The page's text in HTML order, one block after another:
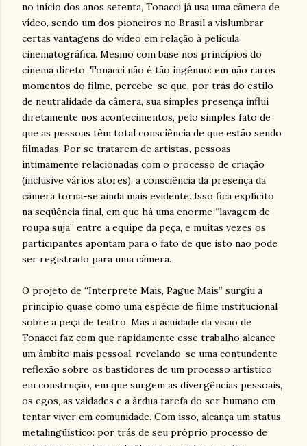
no início dos anos setenta, Tonacci já usa uma câmera de
vídeo, sendo um dos pioneiros no Brasil a vislumbrar
certas vantagens do vídeo em relação à película
cinematográfica. Mesmo com base nos princípios do
cinema direto, Tonacci não é tão ingênuo: em não raros
momentos do filme, percebe-se que, por trás do estilo
de neutralidade da câmera, sua simples presença influi
diretamente nos acontecimentos, pelo simples fato de
que as pessoas têm total consciência de que estão sendo
filmadas. Por se tratarem de artistas, pessoas
intimamente relacionadas com o processo de criação
(inclusive vários atores), a consciência da presença da
câmera torna-se ainda mais evidente. Isso fica explícito
na seqüência final, em que há uma enorme “lavagem de
roupa suja” entre a equipe da peça, e muitas vezes os
participantes apontam para o fato de que isto não pode
ser registrado para uma câmera.
O projeto de “Interprete Mais, Pague Mais” surgiu a
princípio quase como uma espécie de filme institucional
sobre a peça de teatro. Mas a acuidade da visão de
Tonacci faz com que rapidamente esse trabalho alcance
um âmbito mais pessoal, revelando-se uma contundente
reflexão sobre os bastidores de um processo artístico
em construção, em que surgem as divergências pessoais,
os egos, as vaidades e a árdua tarefa do ser humano em
tentar viver em comunidade. Com isso, alcança um status
metalingüístico: por trás de seu próprio processo de